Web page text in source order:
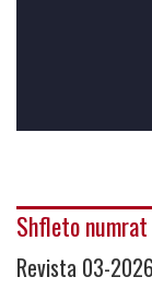
Shfleto
Revista 03-2026